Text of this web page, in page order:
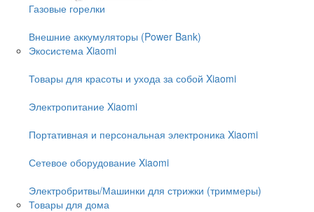
Газовые горелки
Внешние аккумуляторы (Power Bank)
Экосистема Xiaomi
Товары для красоты и ухода за собой Xiaomi
Электропитание Xiaomi
Портативная и персональная электроника Xiaomi
Сетевое оборудование Xiaomi
Электробритвы/Машинки для стрижки (триммеры)
Товары для дома